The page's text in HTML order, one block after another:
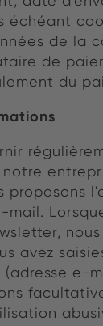
échéant
de la
de
du
proposons
avez
e-